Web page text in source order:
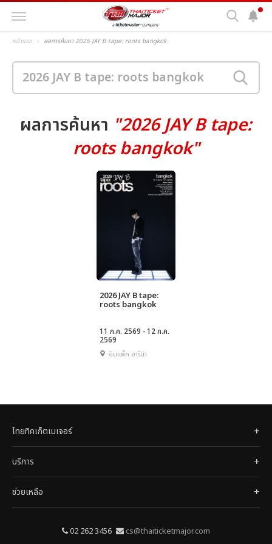
หน้าแรก ผลการค้นหา 2026 JAY B tape: roots bangkok
ผลการค้นหา "2026 JAY B tape:
roots bangkok"
2026 JAY B tape:
roots bangkok
11 ก.ค. 2569 - 12 ก.ค.
2569
อิมแพ็ค อารีน่า
ไทยทิคเก็ตเมเจอร์
บริการ
ช่วยเหลือ
02 262 3456 cs@thaiticketmajor.com